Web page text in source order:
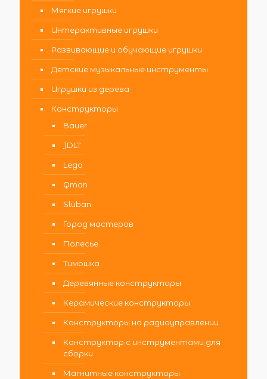
Мягкие игрушки
Интерактивные игрушки
Развивающие и обучающие игрушки
Детские музыкальные инструменты
Игрушки из дерева
Конструкторы
Bauer
JDLT
Lego
Qman
Sluban
Город мастеров
Полесье
Тимошка
Деревянные конструкторы
Керамические конструкторы
Конструкторы на радиоуправлении
Конструктор с инструментами для
сборки
Магнитные конструкторы